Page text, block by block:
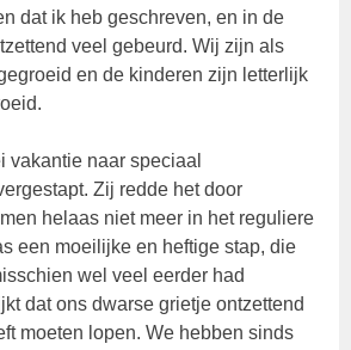
dat ik heb geschreven, en in de
veel gebeurd. Wij zijn als
en de kinderen zijn letterlijk
vakantie naar speciaal
Zij redde het door
helaas niet meer in het reguliere
een moeilijke en heftige stap, die
wel veel eerder had
dat ons dwarse grietje ontzettend
moeten lopen. We hebben sinds